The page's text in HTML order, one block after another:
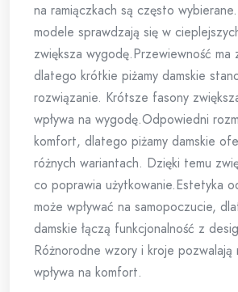
na ramiączkach są często
modele sprawdzają się w
zwiększa wygodę.Przewiewność ma
dlatego krótkie piżamy damskie
rozwiązanie. Krótsze fasony
wpływa na wygodę.Odpowiedni
komfort, dlatego piżamy damskie
różnych wariantach. Dzięki temu
co poprawia użytkowanie.Estetyka
może wpływać na samopoczucie,
damskie łączą funkcjonalność z
Różnorodne wzory i kroje pozwalają
wpływa na komfort.